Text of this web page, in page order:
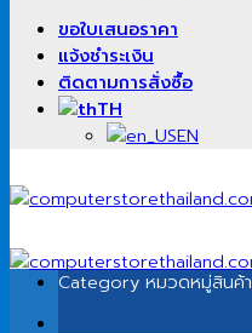
ขอใบเสนอราคา
แจ้งชำระเงิน
ติดตามการสั่งซื้อ
TH
EN
Category หมวดหมู่สินค้า